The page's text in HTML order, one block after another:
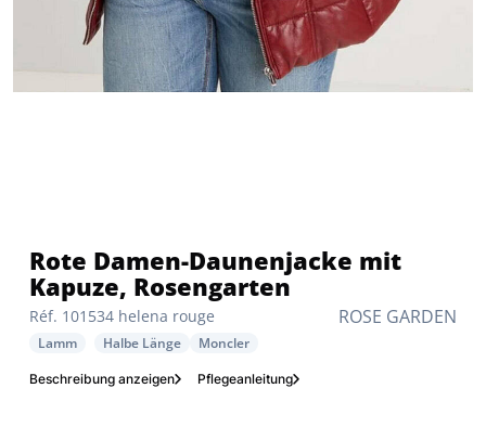
ROSE GARDEN
Réf. 101534 helena rouge
Rote Damen-Daunenjacke mit
Kapuze, Rosengarten
Lamm Halbe Länge Moncler
Beschreibung anzeigen Pflegeanleitung